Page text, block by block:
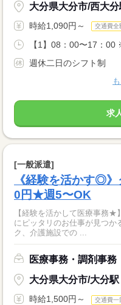
大分県大分市/西大分
時給1,090円～ 交通費全
【1】08：00〜17：
週休二日のシフト制
求
[一般派遣]
《経験を活かす◎
0円★週5〜OK
【経験を活かして医療事務★
にピッタリのお仕事が見つかる★ ◇お仕事内容◇ 病院やク
ク、介護施設での ...
医療事務・調剤事務
大分県大分市/大分駅
時給1,500円～ 交通費一